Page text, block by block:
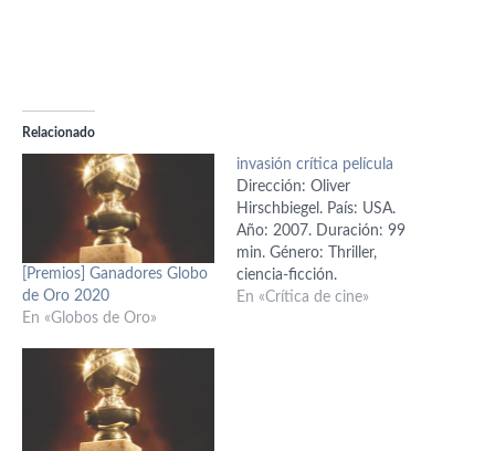
Relacionado
[Premios] Ganadores Globo
de Oro 2020
En «Globos de Oro»
invasión crítica película
Dirección: Oliver
Hirschbiegel. País: USA.
Año: 2007. Duración: 99
min. Género: Thriller,
ciencia-ficción.
Interpretación: Nicole
En «Crítica de cine»